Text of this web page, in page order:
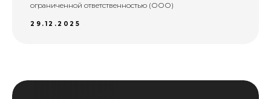
ограниченной ответственностью (ООО)
29.12.2025